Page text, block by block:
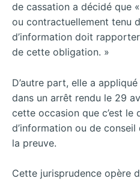
de cassation a décidé que
ou contractuellement tenu
d’information doit
de cette obligation. »
D’autre part, elle a
dans un arrêt rendu le 29
cette occasion que c’est le
d’information ou de
la preuve.
Cette jurisprudence opère